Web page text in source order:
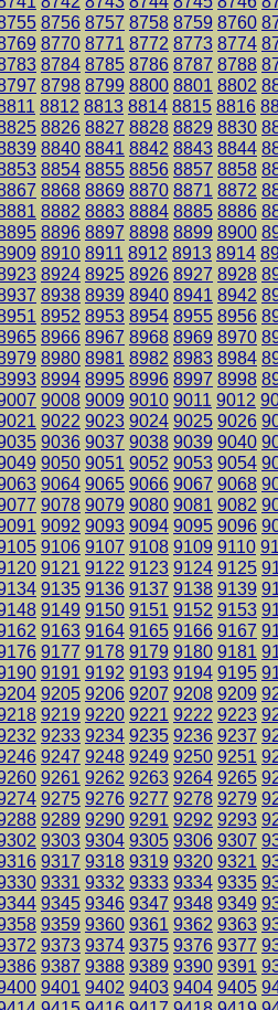
8756 8757 8758 8759 8760
8770 8771 8772 8773 8774
8784 8785 8786 8787 8788
8798 8799 8800 8801 8802
8812 8813 8814 8815 8816
8826 8827 8828 8829 8830
8840 8841 8842 8843 8844
8854 8855 8856 8857 8858
8868 8869 8870 8871 8872
8882 8883 8884 8885 8886
8896 8897 8898 8899 8900
8910 8911 8912 8913 8914
8924 8925 8926 8927 8928
8938 8939 8940 8941 8942
8952 8953 8954 8955 8956
8966 8967 8968 8969 8970
8980 8981 8982 8983 8984
8994 8995 8996 8997 8998
9008 9009 9010 9011 9012
9022 9023 9024 9025 9026
9036 9037 9038 9039 9040
9050 9051 9052 9053 9054
9064 9065 9066 9067 9068
9078 9079 9080 9081 9082
9092 9093 9094 9095 9096
9106 9107 9108 9109 9110
9121 9122 9123 9124 9125
9135 9136 9137 9138 9139
9149 9150 9151 9152 9153
9163 9164 9165 9166 9167
9177 9178 9179 9180 9181
9191 9192 9193 9194 9195
9205 9206 9207 9208 9209
9219 9220 9221 9222 9223
9233 9234 9235 9236 9237
9247 9248 9249 9250 9251
9261 9262 9263 9264 9265
9275 9276 9277 9278 9279
9289 9290 9291 9292 9293
9303 9304 9305 9306 9307
9317 9318 9319 9320 9321
9331 9332 9333 9334 9335
9345 9346 9347 9348 9349
9359 9360 9361 9362 9363
9373 9374 9375 9376 9377
9387 9388 9389 9390 9391
9401 9402 9403 9404 9405